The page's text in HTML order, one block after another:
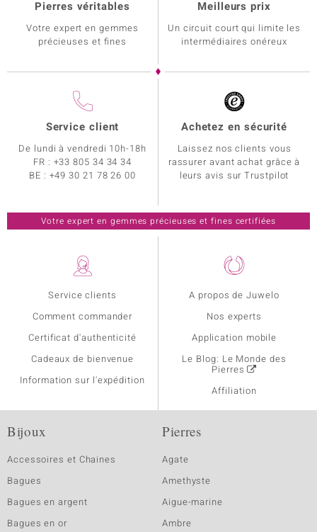
Service clients
Comment commander
Certificat d'authenticité
Cadeaux de bienvenue
Information sur l'expédition
A propos de Juwelo
Nos experts
Application mobile
Le Blog: Le Monde des
Pierres
Affiliation
Pierres véritables
Votre expert en gemmes
précieuses et fines
Meilleurs prix
Un circuit court qui limite les
intermédiaires onéreux
Service client
De lundi à vendredi 10h-18h
FR : +33 805 34 34 34
BE : +49 30 21 78 26 00
Achetez en sécurité
Laissez nos clients vous
rassurer avant achat grâce à
leurs avis sur Trustpilot
Votre expert en gemmes précieuses et fines certifiées
Bijoux
Accessoires et Chaines
Bagues
Bagues en argent
Bagues en or
Pierres
Agate
Amethyste
Aigue-marine
Ambre